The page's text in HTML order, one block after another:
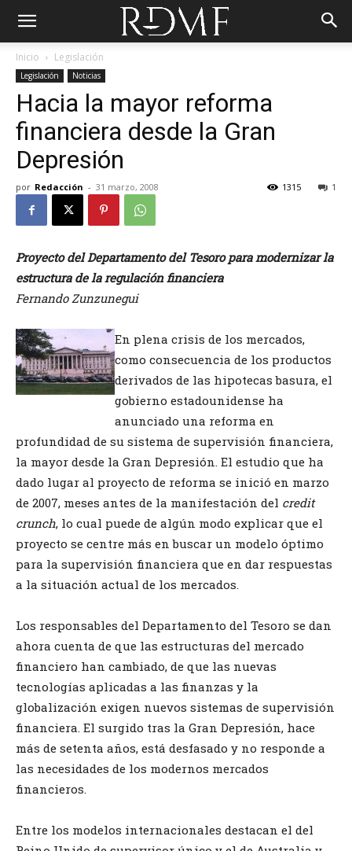
Inicio Legislación
Legislación Noticias
Hacia la mayor reforma
financiera desde la Gran
Depresión
por Redacción - 31 marzo, 2008 1
1315
Proyecto del Departamento del Tesoro para modernizar la
estructura de la regulación financiera
Fernando Zunzunegui
En plena crisis de los mercados,
como consecuencia de los productos
derivados de las hipotecas basura, el
gobierno estadounidense ha
anunciado una reforma en
profundidad de su sistema de supervisión financiera,
la mayor desde la Gran Depresión. El estudio que ha
dado lugar al proyecto de reforma se inició en marzo
de 2007, meses antes de la manifestación del credit
crunch, lo cual puede de algún modo explicar que el
proyecto se centre más en buscar un modelo óptimo
para la supervisión financiera que en dar respuestas
a la situación actual de los mercados.
Los responsables del Departamento del Tesoro se dan
ahora cuenta de que las estructuras del mercado
financiero han cambiado, de que las nuevas
tecnologías aplicadas a las finanzas y la
globalización exigen nuevos sistemas de supervisión
financiera. El surgido tras la Gran Depresión, hace
más de setenta años, está desfasado y no responde a
las necesidades de los modernos mercados
financieros.
Entre los modelos internacionales destacan el del